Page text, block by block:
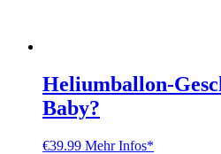
Heliumballon-
Baby?
€39.99 Mehr Infos*